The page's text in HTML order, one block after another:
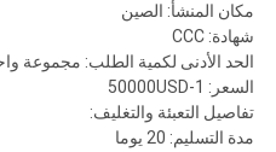
مكان المنشأ: الصين
شهادة: CCC
الحد الأدنى لكمية الطلب: مجموعة
السعر: 1-50000USD
تفاصيل التعبئة والتغليف:
مدة التسليم: 20 يوما